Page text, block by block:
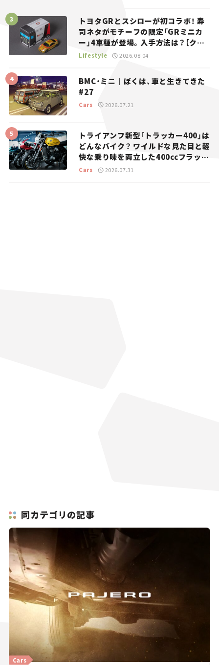
トヨタGRとスシローが初コラボ！ 寿
司ネタがモチーフの限定「GRミニカ
ー」4車種が登場。入手方法は？【クル
マとホビー】
Lifestyle 2026.08.04
BMC・ミニ｜ぼくは、車と生きてきた
#27
Cars 2026.07.21
トライアンフ新型「トラッカー400」は
どんなバイク？ ワイルドな見た目と軽
快な乗り味を両立した400ccフラット
トラッカー【試乗レビュー】
Cars 2026.07.31
同カテゴリの記事
Cars